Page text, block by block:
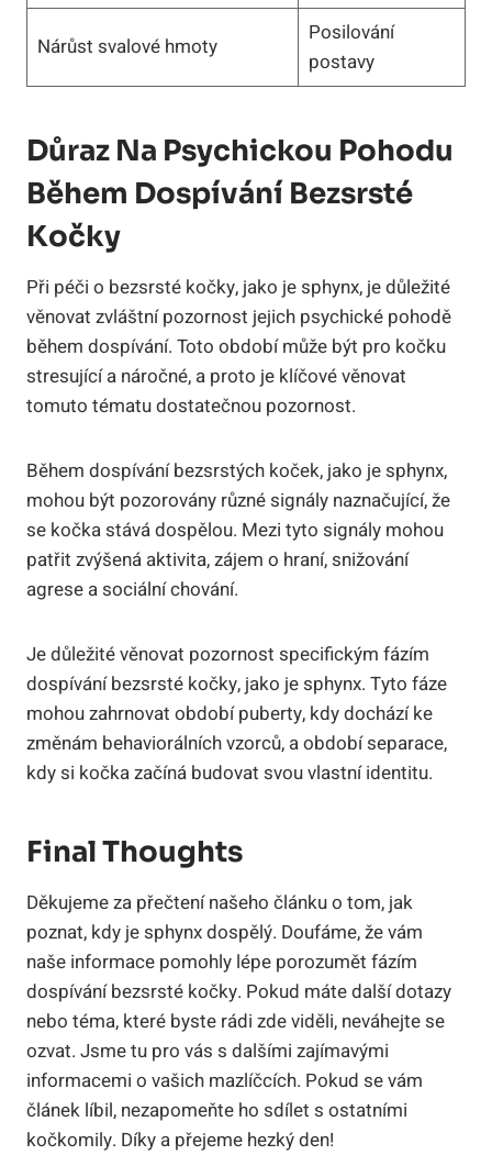
Nárůst svalové hmoty
Posilování
postavy
Důraz Na Psychickou Pohodu
Během Dospívání Bezsrsté
Kočky
Při péči o bezsrsté kočky, jako je sphynx, je důležité
věnovat zvláštní pozornost jejich psychické pohodě
během dospívání. Toto období může být pro kočku
stresující a náročné, a proto je klíčové věnovat
tomuto tématu dostatečnou pozornost.
Během dospívání bezsrstých koček, jako je sphynx,
mohou být pozorovány různé signály naznačující, že
se kočka stává dospělou. Mezi tyto signály mohou
patřit zvýšená aktivita, zájem o hraní, snižování
agrese a sociální chování.
Je důležité věnovat pozornost specifickým fázím
dospívání bezsrsté kočky, jako je sphynx. Tyto fáze
mohou zahrnovat období puberty, kdy dochází ke
změnám behaviorálních vzorců, a období separace,
kdy si kočka začíná budovat svou vlastní identitu.
Final Thoughts
Děkujeme za přečtení našeho článku o tom, jak
poznat, kdy je sphynx dospělý. Doufáme, že vám
naše informace pomohly lépe porozumět fázím
dospívání bezsrsté kočky. Pokud máte další dotazy
nebo téma, které byste rádi zde viděli, neváhejte se
ozvat. Jsme tu pro vás s dalšími zajímavými
informacemi o vašich mazlíčcích. Pokud se vám
článek líbil, nezapomeňte ho sdílet s ostatními
kočkomily. Díky a přejeme hezký den!